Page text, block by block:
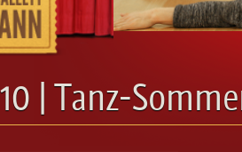
| Tanz-